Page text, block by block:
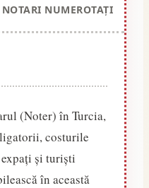
NOTARI NUMEROTAȚI
(Noter) în Turcia,
costurile
și turiști
în această